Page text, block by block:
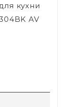
кухни
AV